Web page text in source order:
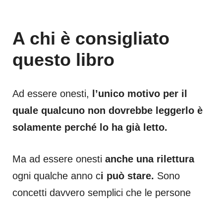
A chi è consigliato
questo libro
Ad essere onesti,
l’unico motivo per il
quale qualcuno non dovrebbe leggerlo è
solamente perché lo ha già letto.
Ma ad essere onesti anche una rilettura
ogni qualche anno ci può stare. Sono
concetti davvero semplici che le persone